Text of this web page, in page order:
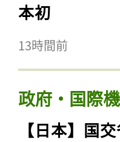
本初
13時間前
政府・国際
【日本】国